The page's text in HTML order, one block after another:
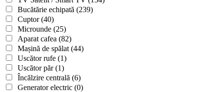
Bucătărie echipată (239)
Cuptor(40)
Microunde (25)
Aparat cafea (82)
Mașină de spălat (44)
Uscător rufe (1)
Uscător păr(1)
Încălzire centrală (6)
Generator electric (0)